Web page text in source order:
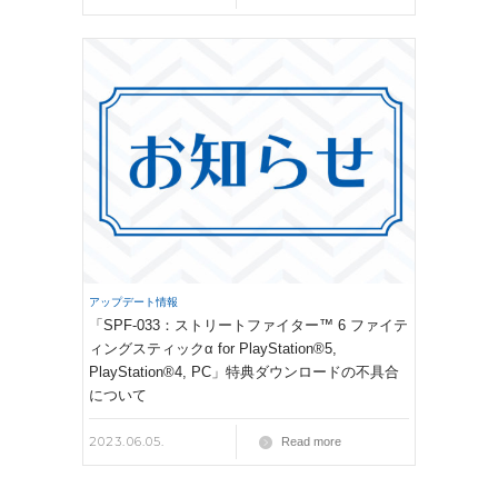
アップデート情報
「SPF-033：ストリートファイター™ 6 ファイテ
ィングスティックα for PlayStation®5,
PlayStation®4, PC」特典ダウンロードの不具合
について
2023.06.05. Read more